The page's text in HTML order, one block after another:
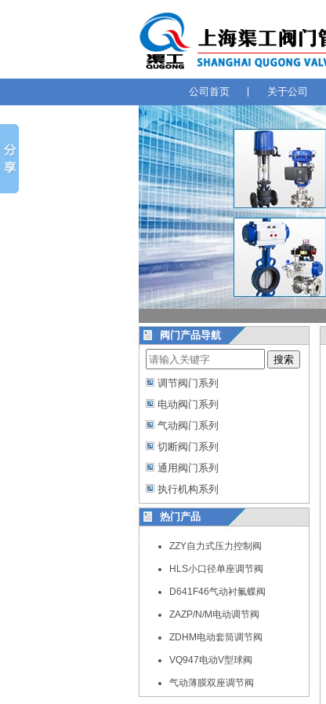
公司首页 关于公司
阀门产品导航
搜索
调节阀门系列
电动阀门系列
气动阀门系列
切断阀门系列
通用阀门系列
执行机构系列
热门产品
ZZY自力式压力控制阀
HLS小口径单座调节阀
D641F46气动衬氟蝶阀
ZAZP/N/M电动调节阀
ZDHM电动套筒调节阀
VQ947电动V型球阀
气动薄膜双座调节阀